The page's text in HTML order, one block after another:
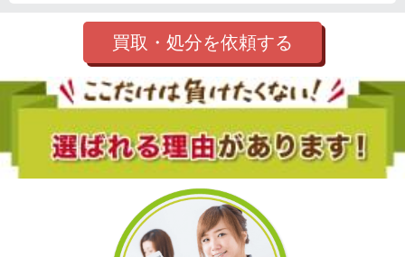
買取・処分を依頼する